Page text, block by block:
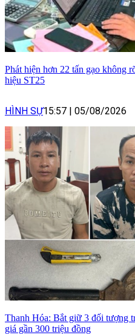
Phát hiện hơn 22 tấn gạo không
hiệu ST25
HÌNH SỰ15:57 05/08/2026
Thanh Hóa: Bắt giữ 3 đối tượng
giá gần 300 triệu đồng